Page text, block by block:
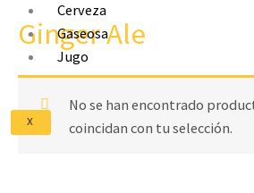
Cerveza
Gaseosa
Jugo
X
Ginger Ale
No se han encontrado
coincidan con tu selección.